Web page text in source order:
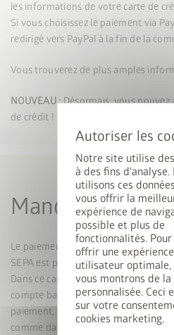
Notre site utilise
à des fins d'analyse.
utilisons ces
vous offrir la
expérience de
possible et plus de
fonctionnalités. Pour
offrir une expérience
utilisateur optimale,
vous montrons de
personnalisée. Ceci
sur votre
cookies marketing.
les informations de votre carte de
Si vous choisissez le paiement via
redirigé vers PayPal à la fin de la
Vous trouverez de plus amples
NOUVEAU :Désormais, vous pouvez
de crédit !
Mandat de
Le paiement par mandat de
SEPA est possible jusqu’à un
Dans ce cas, nous prélevons le
compte bancaire. Grâce à la
paiement, votre commande peut
comme dans le cas d’un paiement
Gagnez
Inscrivez-vous dès
participer
E-mail